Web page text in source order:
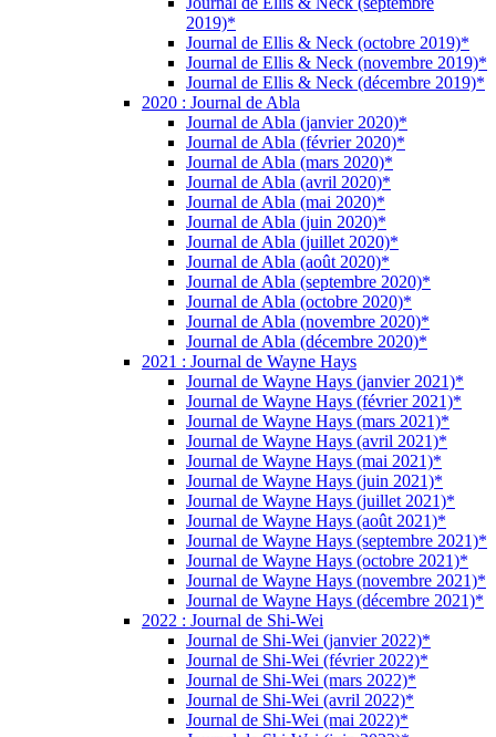
2019)*
Journal de Ellis & Neck (octobre 2019)*
Journal de Ellis & Neck (novembre 2019)*
Journal de Ellis & Neck (décembre 2019)*
2020 : Journal de Abla
Journal de Abla (janvier 2020)*
Journal de Abla (février 2020)*
Journal de Abla (mars 2020)*
Journal de Abla (avril 2020)*
Journal de Abla (mai 2020)*
Journal de Abla (juin 2020)*
Journal de Abla (juillet 2020)*
Journal de Abla (août 2020)*
Journal de Abla (septembre 2020)*
Journal de Abla (octobre 2020)*
Journal de Abla (novembre 2020)*
Journal de Abla (décembre 2020)*
2021 : Journal de Wayne Hays
Journal de Wayne Hays (janvier 2021)*
Journal de Wayne Hays (février 2021)*
Journal de Wayne Hays (mars 2021)*
Journal de Wayne Hays (avril 2021)*
Journal de Wayne Hays (mai 2021)*
Journal de Wayne Hays (juin 2021)*
Journal de Wayne Hays (juillet 2021)*
Journal de Wayne Hays (août 2021)*
Journal de Wayne Hays (septembre 2021)*
Journal de Wayne Hays (octobre 2021)*
Journal de Wayne Hays (novembre 2021)*
Journal de Wayne Hays (décembre 2021)*
2022 : Journal de Shi-Wei
Journal de Shi-Wei (janvier 2022)*
Journal de Shi-Wei (février 2022)*
Journal de Shi-Wei (mars 2022)*
Journal de Shi-Wei (avril 2022)*
Journal de Shi-Wei (mai 2022)*